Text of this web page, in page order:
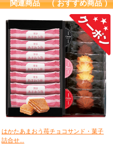
関連商品 （ おすすめ商品 ）
はかたあまおう苺チョコサンド・菓子
詰合せ...